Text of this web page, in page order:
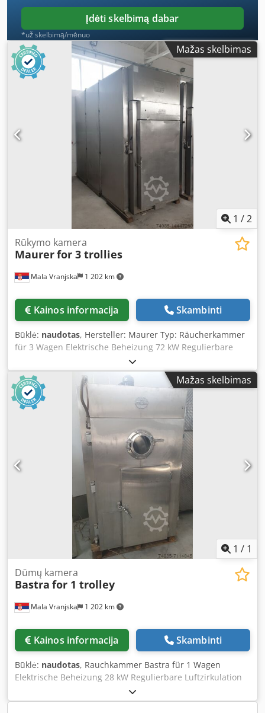
Įdėti skelbimą dabar
*už skelbimą/mėnuo
Mažas skelbimas
1 /2
Mala Vranjska 1 202 km
Rūkymo kamera
Maurerfor 3 trollies
Kainos informacija Skambinti
Būklė: naudotas, Hersteller: Maurer Typ: Räucherkammer
für 3 Wagen Elektrische Beheizung 72 kW Regulierbare
Umluft Pneumatisch gesteuerte Frischluft-, Abluft- und
Rauklappen Reinigung: Schaumreinigung Dkedpeq E Ry
Rsfx Afuer Raucheinleitung: auf Kundenwunsch
Rauchmaterial: Holzspäne Ohne Nachverbrennungssystem
Aufstellmaße der Maschine in cm: Breite: 158 Länge: 350
Höhe: 270 Wagendimensionen in cm: 100x100x200
Mažas skelbimas
1 / 1
Mala Vranjska 1 202 km
Dūmų kamera
Bastra for 1 trolley
Kainos informacija Skambinti
Būklė: naudotas, Rauchkammer Bastra für 1 Wagen
Elektrische Beheizung 28 kW Regulierbare Luftzirkulation
Pneumatisch gesteuerte Frischluft-, Abluft- und
Rauchklappe Reinigung: Schaumreinigung